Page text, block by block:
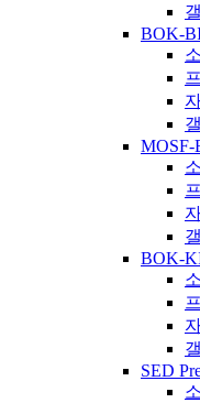
BOK-
MOSF-
BOK-
SED